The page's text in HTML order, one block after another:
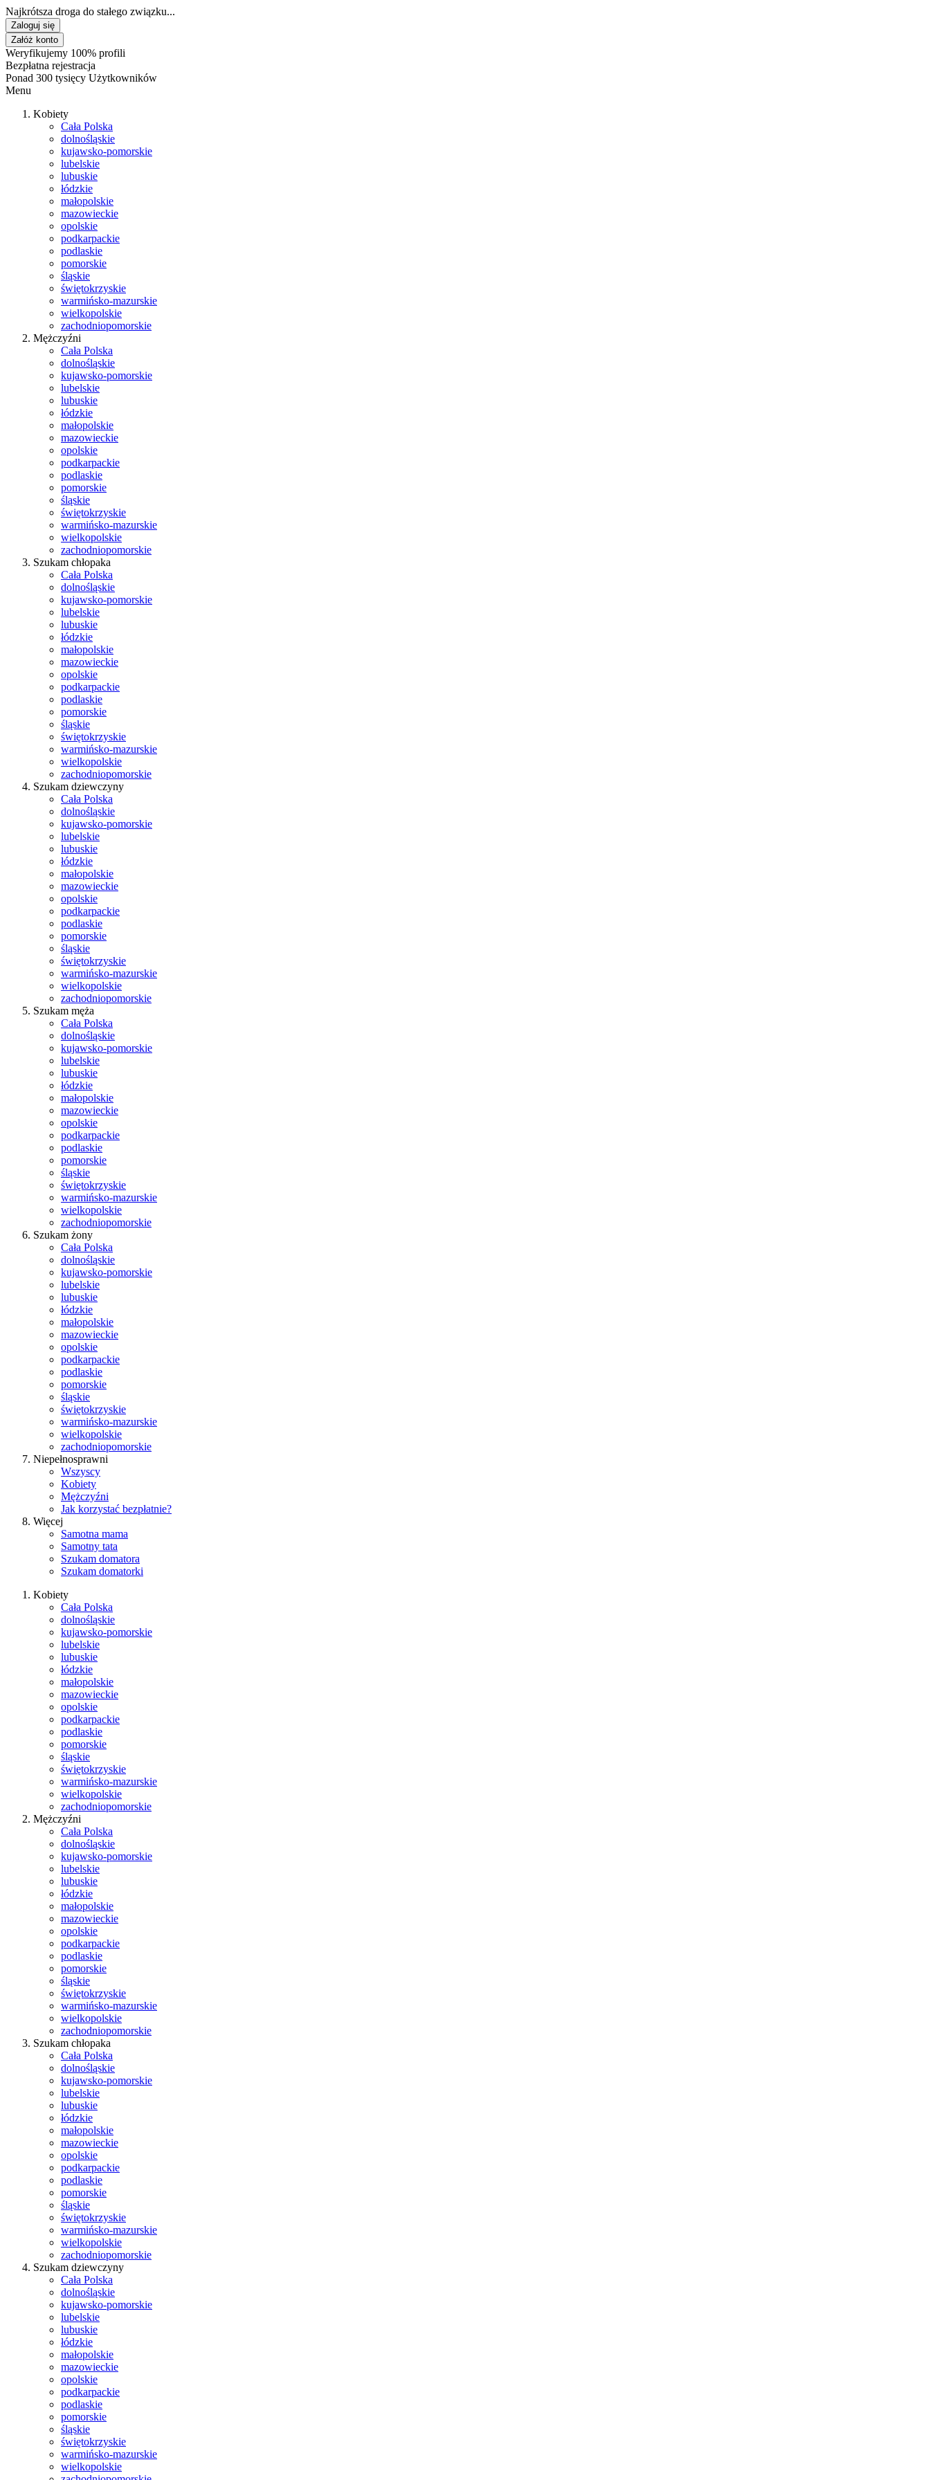
Najkrótsza droga do stałego związku...
Zaloguj się
Załóż konto
Weryfikujemy 100% profili
Bezpłatna rejestracja
Ponad 300 tysięcy Użytkowników
Menu
Kobiety
Cała Polska
dolnośląskie
kujawsko-pomorskie
lubelskie
lubuskie
łódzkie
małopolskie
mazowieckie
opolskie
podkarpackie
podlaskie
pomorskie
śląskie
świętokrzyskie
warmińsko-mazurskie
wielkopolskie
zachodniopomorskie
Mężczyźni
Cała Polska
dolnośląskie
kujawsko-pomorskie
lubelskie
lubuskie
łódzkie
małopolskie
mazowieckie
opolskie
podkarpackie
podlaskie
pomorskie
śląskie
świętokrzyskie
warmińsko-mazurskie
wielkopolskie
zachodniopomorskie
Szukam chłopaka
Cała Polska
dolnośląskie
kujawsko-pomorskie
lubelskie
lubuskie
łódzkie
małopolskie
mazowieckie
opolskie
podkarpackie
podlaskie
pomorskie
śląskie
świętokrzyskie
warmińsko-mazurskie
wielkopolskie
zachodniopomorskie
Szukam dziewczyny
Cała Polska
dolnośląskie
kujawsko-pomorskie
lubelskie
lubuskie
łódzkie
małopolskie
mazowieckie
opolskie
podkarpackie
podlaskie
pomorskie
śląskie
świętokrzyskie
warmińsko-mazurskie
wielkopolskie
zachodniopomorskie
Szukam męża
Cała Polska
dolnośląskie
kujawsko-pomorskie
lubelskie
lubuskie
łódzkie
małopolskie
mazowieckie
opolskie
podkarpackie
podlaskie
pomorskie
śląskie
świętokrzyskie
warmińsko-mazurskie
wielkopolskie
zachodniopomorskie
Szukam żony
Cała Polska
dolnośląskie
kujawsko-pomorskie
lubelskie
lubuskie
łódzkie
małopolskie
mazowieckie
opolskie
podkarpackie
podlaskie
pomorskie
śląskie
świętokrzyskie
warmińsko-mazurskie
wielkopolskie
zachodniopomorskie
Niepełnosprawni
Wszyscy
Kobiety
Mężczyźni
Jak korzystać bezpłatnie?
Więcej
Samotna mama
Samotny tata
Szukam domatora
Szukam domatorki
Kobiety
Cała Polska
dolnośląskie
kujawsko-pomorskie
lubelskie
lubuskie
łódzkie
małopolskie
mazowieckie
opolskie
podkarpackie
podlaskie
pomorskie
śląskie
świętokrzyskie
warmińsko-mazurskie
wielkopolskie
zachodniopomorskie
Mężczyźni
Cała Polska
dolnośląskie
kujawsko-pomorskie
lubelskie
lubuskie
łódzkie
małopolskie
mazowieckie
opolskie
podkarpackie
podlaskie
pomorskie
śląskie
świętokrzyskie
warmińsko-mazurskie
wielkopolskie
zachodniopomorskie
Szukam chłopaka
Cała Polska
dolnośląskie
kujawsko-pomorskie
lubelskie
lubuskie
łódzkie
małopolskie
mazowieckie
opolskie
podkarpackie
podlaskie
pomorskie
śląskie
świętokrzyskie
warmińsko-mazurskie
wielkopolskie
zachodniopomorskie
Szukam dziewczyny
Cała Polska
dolnośląskie
kujawsko-pomorskie
lubelskie
lubuskie
łódzkie
małopolskie
mazowieckie
opolskie
podkarpackie
podlaskie
pomorskie
śląskie
świętokrzyskie
warmińsko-mazurskie
wielkopolskie